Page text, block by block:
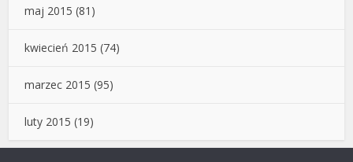
maj 2015 (81)
kwiecień 2015 (74)
marzec 2015 (95)
luty 2015 (19)